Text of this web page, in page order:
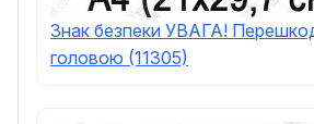
Знак безпеки УВАГА!
головою (11305)